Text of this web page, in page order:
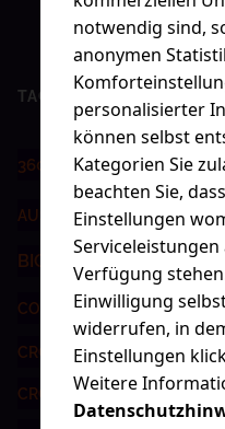
TAG CLOUD
360-GRAD
AUSBILDUNG
BIG 50
CONTENT-STRATEGIE
CROSSMEDIALE KAMPAGNE
CROSSMEDIALE
notwendig sind,
anonymen
personalisierter
können selbst
Kategorien Sie
beachten Sie,
Einstellungen
Verfügung
Einwilligung
widerrufen, in
Einstellungen
Weitere